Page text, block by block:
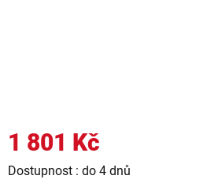
1 801 Kč
Měrná
Dostupnost : do 4 dnů